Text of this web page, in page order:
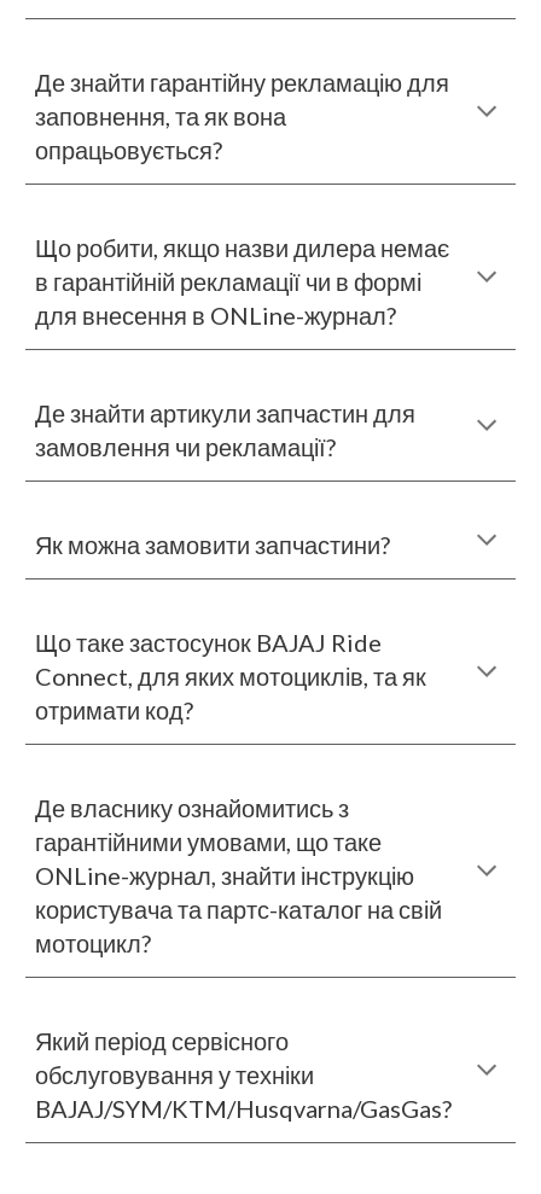
Де знайти гарантійну рекламацію для
заповнення, та як вона
опрацьовується?
Що робити, якщо назви дилера немає
в гарантійній рекламації чи в формі
для внесення в ONLine-журнал?
Де знайтиартикули запчастин для
замовлення чи рекламації?
Як можна замовити запчастини?
Що таке застосунок BAJAJ Ride
Connect, для яких мотоциклів, та як
отримати код?
Де власнику ознайомитись з
гарантійними умовами, що таке
ONLine-журнал, знайти інструкцію
користувача та партс-каталог на свій
мотоцикл?
Який період сервісного
обслуговування у техніки
BAJAJ/SYM/KTM/Husqvarna/GasGas?